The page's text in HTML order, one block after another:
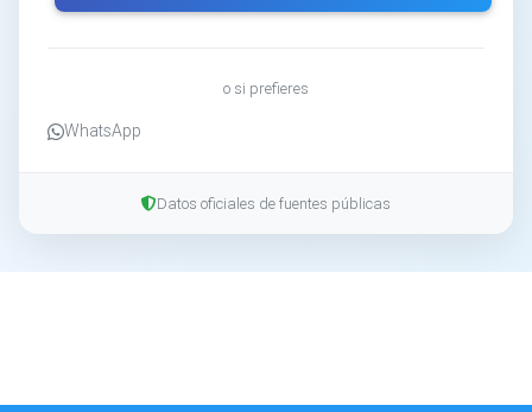
o si prefieres
WhatsApp
Datos oficiales de fuentes públicas